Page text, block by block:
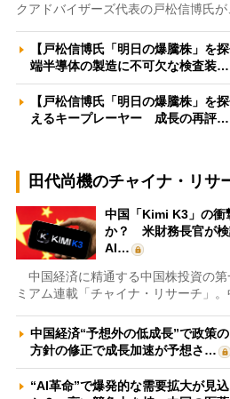
クアドバイザーズ代表の戸松信博氏が
【戸松信博氏「明日の爆騰株」を
端半導体の製造に不可欠な検査装…
【戸松信博氏「明日の爆騰株」を
えるキープレーヤー 成長の再評…
田代尚機のチャイナ・リサ
中国「Kimi K3」の衝
か？ 米財務長官が検
AI…
中国経済に精通する中国株投資の第
ミアム連載「チャイナ・リサーチ」。
中国経済“予想外の低成長”で政策
方針の修正で成長加速が予想さ…
“AI革命”で爆発的な需要拡大が見